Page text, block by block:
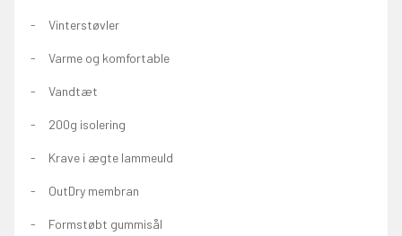
Vinterstøvler
Varme og komfortable
Vandtæt
200g isolering
Krave i ægte lammeuld
OutDry membran
Formstøbt gummisål